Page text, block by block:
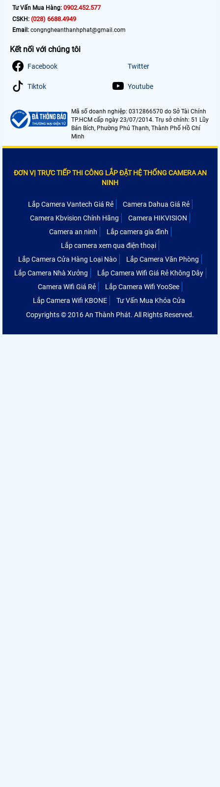
Tư Vấn Mua Hàng: 0902.452.577
CSKH: (028) 6688.4949
Email: congngheanthanhphat@gmail.com
Kết nối với chúng tôi
Facebook Twitter
Tiktok Youtube
Mã số doanh nghiệp: 0312866570 do Sở Tài Chính
TP.HCM cấp ngày 23/07/2014. Trụ sở chính: 51 Lũy
Bán Bích, Phường Phú Thạnh, Thành Phố Hồ Chí
Minh
ĐƠN VỊ TRỰC TIẾP THI CÔNG LẮP ĐẶT HỆ THỐNG CAMERA AN
NINH
Lắp Camera Vantech Giá Rẻ
Camera Dahua Giá Rẻ
Camera Kbvision Chính Hãng
Camera HIKVISION
Camera an ninh
Lắp camera gia đình
Lắp camera xem qua điện thoại
Lắp Camera Cửa Hàng Loại Nào
Lắp Camera Văn Phòng
Lắp Camera Nhà Xưởng
Lắp Camera Wifi Giá Rẻ Không Dây
Camera Wifi Giá Rẻ
Lắp Camera Wifi YooSee
Lắp Camera Wifi KBONE
Tư Vấn Mua Khóa Cửa
Copyrights © 2016 An Thành Phát. All Rights Reserved.